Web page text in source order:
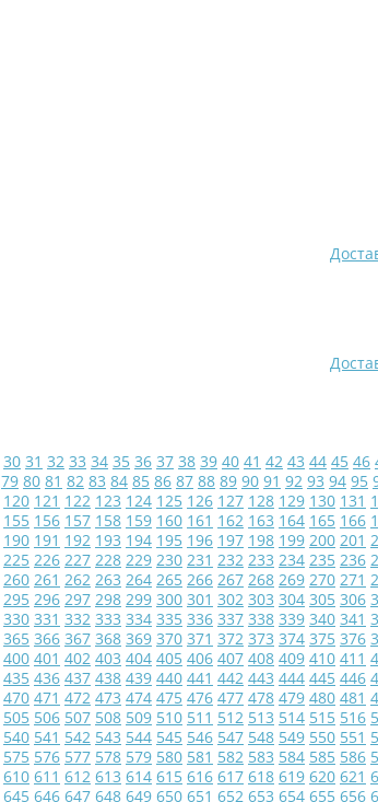
30 31 32 33 34 35 36 37 38 39 40 41 42 43 44 45 46
79 80 81 82 83 84 85 86 87 88 89 90 91 92 93 94 95
120 121 122 123 124 125 126 127 128 129 130 131
155 156 157 158 159 160 161 162 163 164 165 166
190 191 192 193 194 195 196 197 198 199 200 201
225 226 227 228 229 230 231 232 233 234 235 236
260 261 262 263 264 265 266 267 268 269 270 271
295 296 297 298 299 300 301 302 303 304 305 306
330 331 332 333 334 335 336 337 338 339 340 341
365 366 367 368 369 370 371 372 373 374 375 376
400 401 402 403 404 405 406 407 408 409 410 411
435 436 437 438 439 440 441 442 443 444 445 446
470 471 472 473 474 475 476 477 478 479 480 481
505 506 507 508 509 510 511 512 513 514 515 516
540 541 542 543 544 545 546 547 548 549 550 551
575 576 577 578 579 580 581 582 583 584 585 586
610 611 612 613 614 615 616 617 618 619 620 621
645 646 647 648 649 650 651 652 653 654 655 656